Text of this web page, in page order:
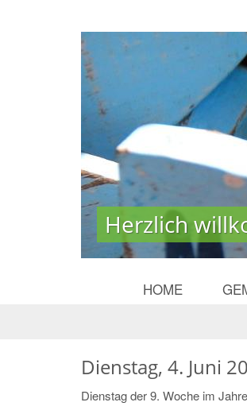
Herzlich
Herzlich
HOME
Dienstag, 4. Juni
Dienstag der 9. Woche im